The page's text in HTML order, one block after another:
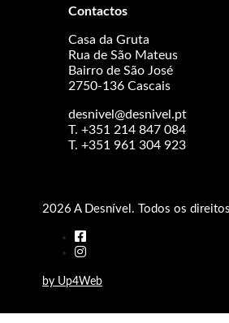
Contactos
Casa da Gruta
Rua de São Mateus
Bairro de São José
2750-136 Cascais
desnivel@desnivel.pt
T. +351 214 847 084
T. +351 961 304 923
2026 A Desnível. Todos os
by Up4Web